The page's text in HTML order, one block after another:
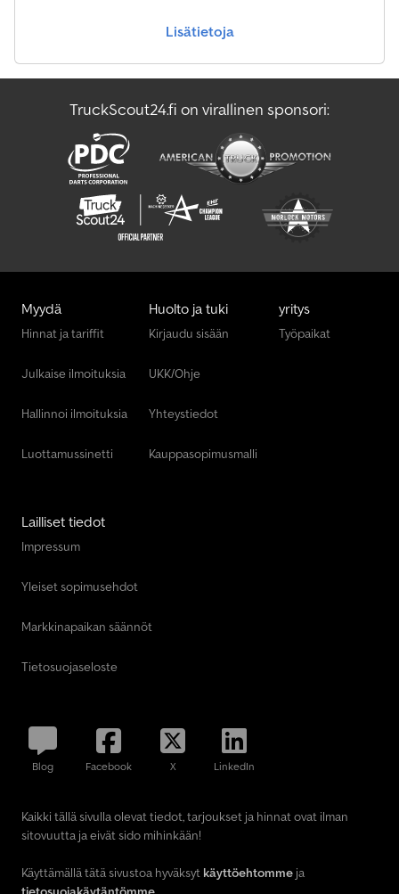
Lisätietoja
TruckScout24.fi on virallinen sponsori:
Myydä
Hinnat ja tariffit
Julkaise ilmoituksia
Hallinnoi ilmoituksia
Luottamussinetti
Huolto ja tuki
Kirjaudu sisään
UKK/Ohje
Yhteystiedot
Kauppasopimusmalli
yritys
Työpaikat
Lailliset tiedot
Impressum
Yleiset sopimusehdot
Markkinapaikan säännöt
Tietosuojaseloste
Blog Facebook X LinkedIn
Kaikki tällä sivulla olevat tiedot, tarjoukset ja hinnat ovat ilman
sitovuutta ja eivät sido mihinkään!
Käyttämällä tätä sivustoa hyväksyt käyttöehtomme ja